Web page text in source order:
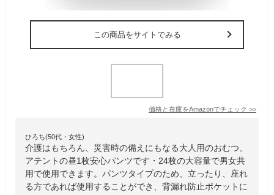
この商品をサイトでみる
価格と在庫をAmazonでチェック >>
ひろち(50代・女性)
介護はもちろん、災害時の備えにもなる大人用のおむつ、
アテントの昼1枚安心パンツです・24枚の大容量で男女共
用で使用できます。パンツタイプのため、立ったり、座れ
る方であれば使用することができ、背漏れ防止ポケットに